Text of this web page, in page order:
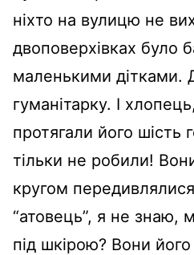
ніхто на вулицю не
двоповерхівках було
маленькими дітками.
гуманітарку. І
протягали його шість
тільки не робили!
кругом
“атовець”, я не знаю,
під шкірою? Вони